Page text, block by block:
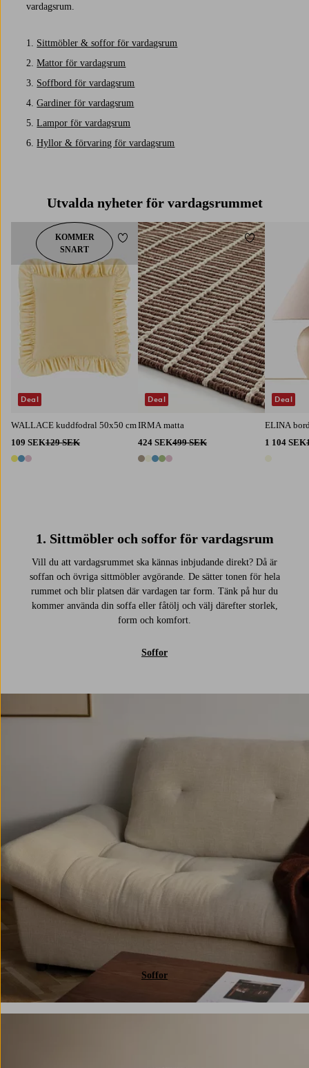
vardagsrum.
1. Sittmöbler & soffor för vardagsrum
2.Mattor för vardagsrum
3. Soffbord för vardagsrum
4.Gardiner för vardagsrum
5.Lampor för vardagsrum
6.Hyllor & förvaring för vardagsrum
Utvalda nyheter för vardagsrummet
WALLACE kuddfodral 50x50 cm
109 SEK129 SEK
3 färger
KOMMER
SNART
Deal
Lägg till i favoriter
IRMA matta
424 SEK499 SEK
5 färger
Deal
Lägg till i
80X150160X230200X300
ELINA
1 104 SEK
Deal
1. Sittmöbler och soffor för vardagsrum
Vill du att vardagsrummet ska kännas inbjudande direkt? Då är
soffan och övriga sittmöbler avgörande. De sätter tonen för hela
rummet och blir platsen där vardagen tar form. Tänk på hur du
kommer använda din soffa eller fåtölj och välj därefter storlek,
form och komfort.
Soffor
Soffor